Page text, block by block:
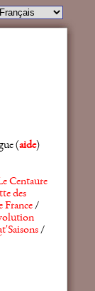
(aide)
Centaure
des
France/
/